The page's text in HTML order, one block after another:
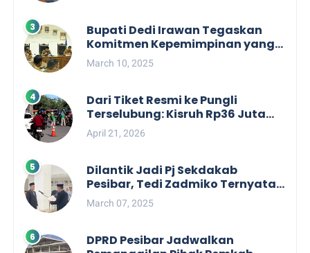
Bupati Dedi Irawan Tegaskan
Komitmen Kepemimpinan yang
Berpihak kepada Masyarakat
dalam Rapat Koordinasi OPD
March 10, 2025
Dari Tiket Resmi ke Pungli
Terselubung: Kisruh Rp36 Juta
Pengelolaan Tiket Pantai
Labuhan Jukung
April 21, 2026
Dilantik Jadi Pj Sekdakab
Pesibar, Tedi Zadmiko Ternyata
Punya Rekam Jejak Gemilang
March 07, 2025
DPRD Pesibar Jadwalkan